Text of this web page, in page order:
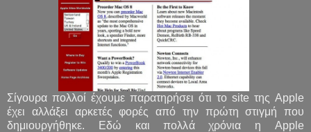
Σίγουρα πολλοί έχουμε παρατηρήσει ότι το site της Apple
έχει αλλάξει αρκετές φορές από την πρώτη στιγμή που
δημιουργήθηκε. Εδώ και πολλά χρόνια η Apple